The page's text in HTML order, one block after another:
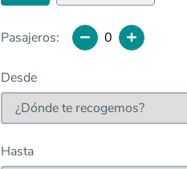
Pasajeros: 0
Desde
Hasta